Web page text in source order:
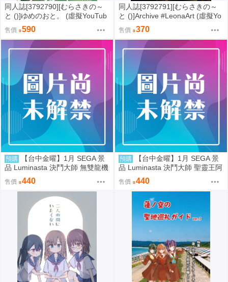
同人誌[3792790][むらさきの～
と ()]ゆめのおと。 (虛擬YouTub
售價 590
同人誌[3792791][むらさきの～
と ()]Archive #LeonaArt (虛擬Yo
uTuber)
售價 370
預購
【台中金曜】1月 SEGA 景
品 Luminasta 決鬥大師 無雙龍機
Bolbalzark 0901
售價 440
預購
【台中金曜】1月 SEGA 景
品 Luminasta 決鬥大師 聖靈王阿
爾卡迪亞斯 0901
售價 440